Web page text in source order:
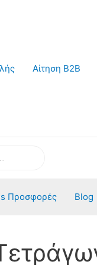
Αίτηση B2B
Προσφορές Blog